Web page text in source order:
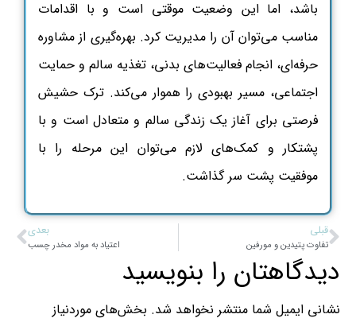
باشد، اما این وضعیت موقتی است و با اقدامات
مناسب می‌توان آن را مدیریت کرد. بهره‌گیری از مشاوره
حرفه‌ای، انجام فعالیت‌های بدنی، تغذیه سالم و حمایت
اجتماعی، مسیر بهبودی را هموار می‌کند. ترک حشیش
فرصتی برای آغاز یک زندگی سالم و متعادل است و با
پشتکار و کمک‌های لازم می‌توان این مرحله را با
موفقیت پشت سر گذاشت.
قبلی
تفاوت پتیدین و مورفین
بعدی
اعتیاد به مواد مخدر چسب
دیدگاهتان را بنویسید
نشانی ایمیل شما منتشر نخواهد شد. بخش‌های موردنیاز